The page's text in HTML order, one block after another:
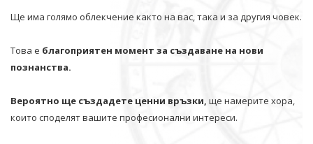
Ще има голямо облекчение както на вас, така и за другия човек.
Това е благоприятен момент за създаване на нови
познанства.
Вероятно ще създадете ценни връзки, ще намерите хора,
които споделят вашите професионални интереси.